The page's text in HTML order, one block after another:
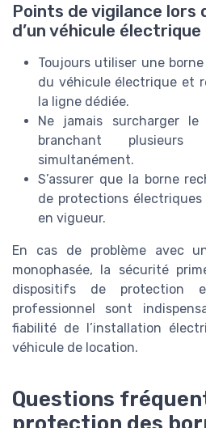
Points de vigilance lors
d’un véhicule électrique
Toujours utiliser une
du véhicule électrique et
la ligne dédiée.
Ne jamais surcharger
branchant plusieurs
simultanément.
S’assurer que la borne
de protections
en vigueur.
En cas de problème avec
monophasée, la sécurité
dispositifs de
professionnel sont
fiabilité de l’installation
véhicule de location.
Questions
protection des